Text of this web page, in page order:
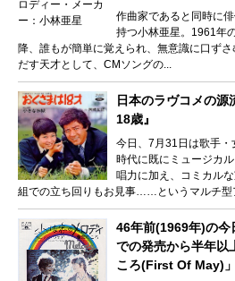
作曲家であると同時に
持つ小林亜星。1961年
降、誰もが簡単に覚えられ、無意識に口ず
だす天才として、CMソングの...
日本のラヴコメの
18歳』
今日、7月31日は歌手
時代に既にミュージカ
唱力に加え、コミカル
組での立ち回りもお見事……というマルチ型
46年前(1969年)の今
での発売から半年以
ころ(First Of May)